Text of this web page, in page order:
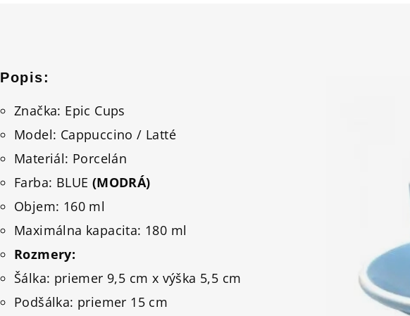
Popis:
Značka: Epic Cups
Model: Cappuccino / Latté
Materiál: Porcelán
Farba: BLUE (MODRÁ)
Objem: 160 ml
Maximálna kapacita: 180 ml
Rozmery:
Šálka: priemer 9,5 cm x výška 5,5 cm
Podšálka: priemer 15 cm